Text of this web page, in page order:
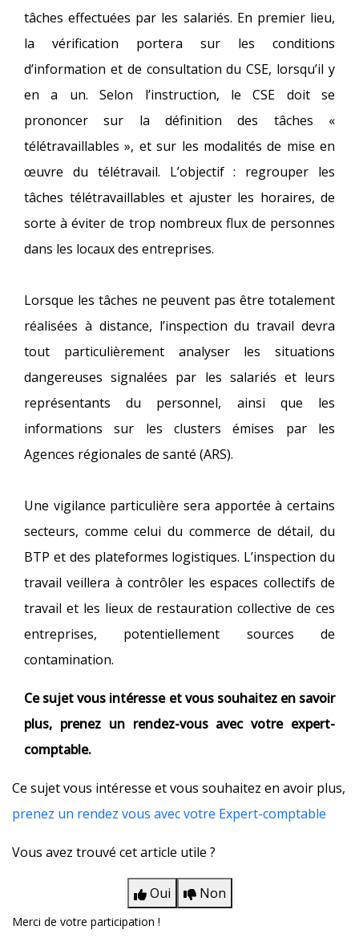
tâches effectuées par les salariés. En premier lieu,
la vérification portera sur les conditions
d’information et de consultation du CSE, lorsqu’il y
en a un. Selon l’instruction, le CSE doit se
prononcer sur la définition des tâches «
télétravaillables », et sur les modalités de mise en
œuvre du télétravail. L’objectif : regrouper les
tâches télétravaillables et ajuster les horaires, de
sorte à éviter de trop nombreux flux de personnes
dans les locaux des entreprises.
Lorsque les tâches ne peuvent pas être totalement
réalisées à distance, l’inspection du travail devra
tout particulièrement analyser les situations
dangereuses signalées par les salariés et leurs
représentants du personnel, ainsi que les
informations sur les clusters émises par les
Agences régionales de santé (ARS).
Une vigilance particulière sera apportée à certains
secteurs, comme celui du commerce de détail, du
BTP et des plateformes logistiques. L’inspection du
travail veillera à contrôler les espaces collectifs de
travail et les lieux de restauration collective de ces
entreprises, potentiellement sources de
contamination.
Ce sujet vous intéresse et vous souhaitez en savoir
plus, prenez un rendez-vous avec votre expert-
comptable.
Ce sujet vous intéresse et vous souhaitez en avoir plus,
prenez un rendez vous avec votre Expert-comptable
Vous avez trouvé cet article utile ?
Oui Non
Merci de votre participation !